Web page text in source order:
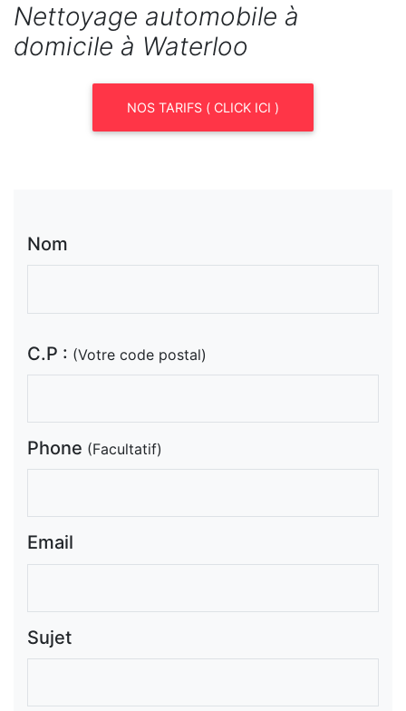
Nettoyage automobile à
domicile à Waterloo
NOS TARIFS ( CLICK ICI )
Nom
C.P : (Votre code postal)
Phone (Facultatif)
Email
Sujet